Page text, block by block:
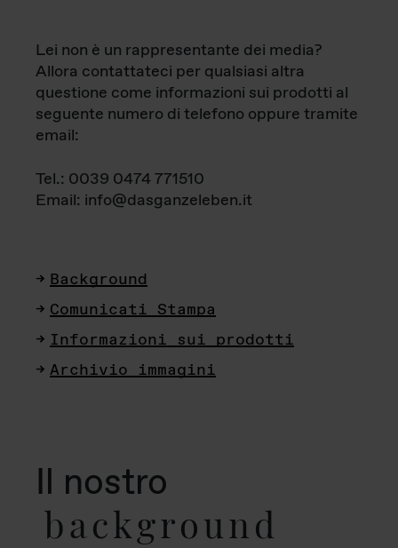
Lei non è un rappresentante dei media?
Allora contattateci per qualsiasi altra
questione come informazioni sui prodotti al
seguente numero di telefono oppure tramite
email:
Tel.: 0039 0474 771510
Email: info@dasganzeleben.it
Background
Comunicati Stampa
Informazioni sui prodotti
Archivio immagini
Il nostro
background